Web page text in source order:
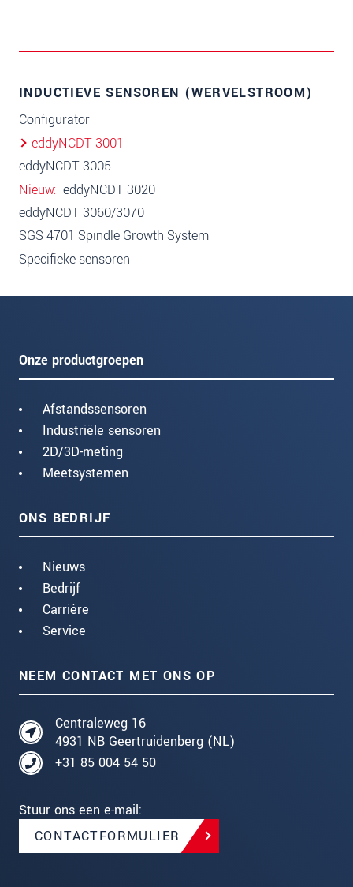
INDUCTIEVE SENSOREN (WERVELSTROOM)
Configurator
eddyNCDT 3001
eddyNCDT 3005
Nieuw eddyNCDT 3020
eddyNCDT 3060/3070
SGS 4701 Spindle Growth System
Specifieke sensoren
Onze productgroepen
Afstandssensoren
Industriële sensoren
2D/3D-meting
Meetsystemen
ONS BEDRIJF
Nieuws
Bedrijf
Carrière
Service
NEEM CONTACT MET ONS OP
Centraleweg 16
4931 NB Geertruidenberg (NL)
+31 85 004 54 50
Stuur ons een e-mail:
CONTACTFORMULIER